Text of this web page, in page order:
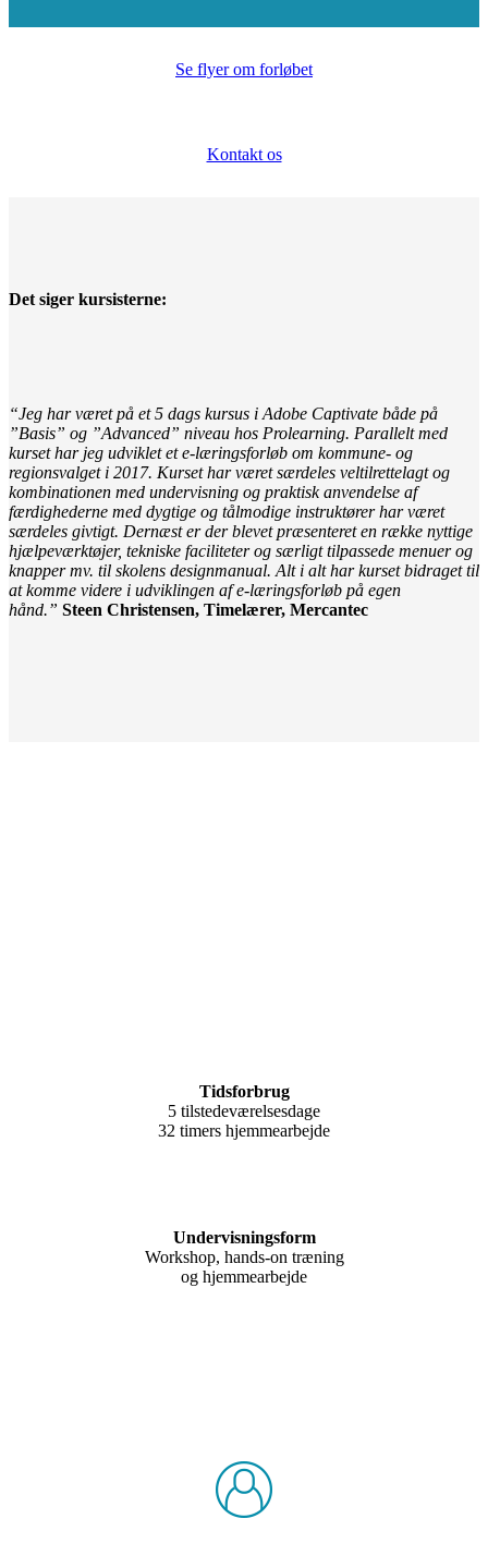
Se flyer om forløbet
Kontakt os
Det siger kursisterne:
“Jeg har været på et 5 dags kursus i Adobe Captivate både på
”Basis” og ”Advanced” niveau hos Prolearning. Parallelt med
kurset har jeg udviklet et e-læringsforløb om kommune- og
regionsvalget i 2017. Kurset har været særdeles veltilrettelagt og
kombinationen med undervisning og praktisk anvendelse af
færdighederne med dygtige og tålmodige instruktører har været
særdeles givtigt. Dernæst er der blevet præsenteret en række nyttige
hjælpeværktøjer, tekniske faciliteter og særligt tilpassede menuer og
knapper mv. til skolens designmanual. Alt i alt har kurset bidraget til
at komme videre i udviklingen af e-læringsforløb på egen
hånd.” Steen Christensen, Timelærer, Mercantec
Tidsforbrug
5 tilstedeværelsesdage
32 timers hjemmearbejde
Undervisningsform
Workshop, hands-on træning
og hjemmearbejde